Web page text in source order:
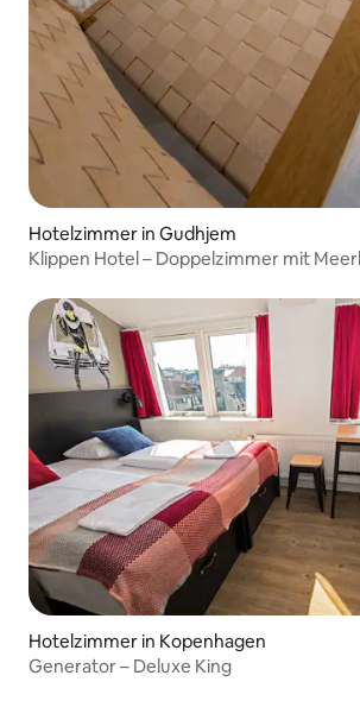
Hotelzimmer in Gudhjem
Klippen Hotel – Doppelzimmer mit
Hotelzimmer in Kopenhagen
Generator – Deluxe King